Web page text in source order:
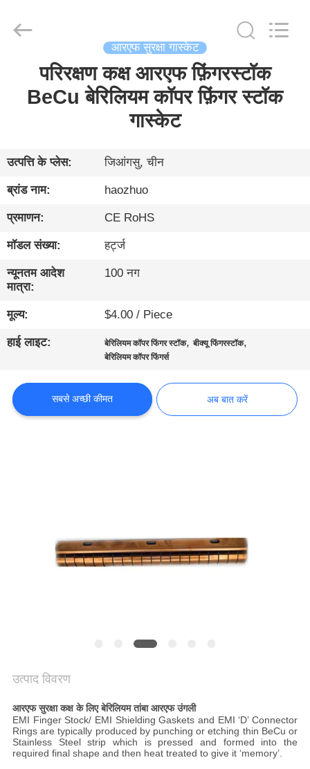
हमारे
बारे
में
फ़ैक्टरी
दौरा
गुणवत्ता
नियंत्रण
हमसे
संपर्क
गोपनीयता
आरएफ सुरक्षा गास्केट
परिरक्षण कक्ष आरएफ फ़िंगरस्टॉक
BeCu बेरिलियम कॉपर फ़िंगर स्टॉक
गास्केट
उत्पत्ति के प्लेस: जिआंगसु, चीन
ब्रांड नाम: haozhuo
प्रमाणन: CE RoHS
मॉडल संख्या: हर्ट्ज
न्यूनतम आदेश
मात्रा:
100 नग
मूल्य: $4.00 / Piece
हाई लाइट: बेरिलियम कॉपर फिंगर स्टॉक,बीक्यू फिंगरस्टॉक,
बेरिलियम कॉपर फिंगर्स
सबसे अच्छी कीमत अब बात करें
उत्पाद विवरण
आरएफ सुरक्षा कक्ष के लिए बेरिलियम तांबा आरएफ उंगली
EMI Finger Stock/ EMI Shielding Gaskets and EMI ‘D’ Connector
Rings are typically produced by punching or etching thin BeCu or
Stainless Steel strip which is pressed and formed into the
required final shape and then heat treated to give it ‘memory’.